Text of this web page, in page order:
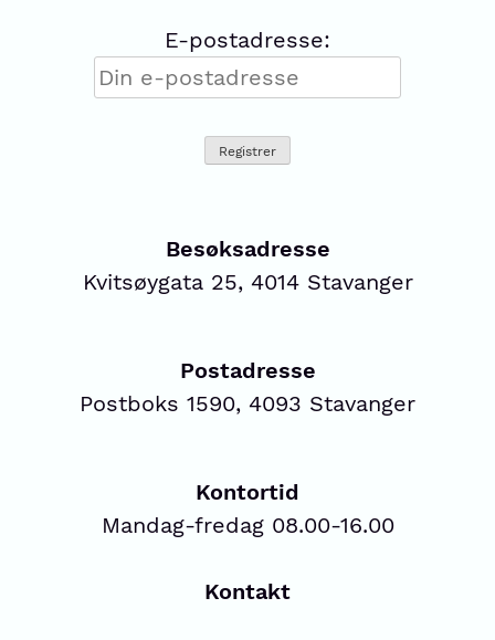
E-postadresse:
Besøksadresse
Kvitsøygata 25, 4014 Stavanger
Postadresse
Postboks 1590, 4093 Stavanger
Kontortid
Mandag-fredag 08.00-16.00
Kontakt